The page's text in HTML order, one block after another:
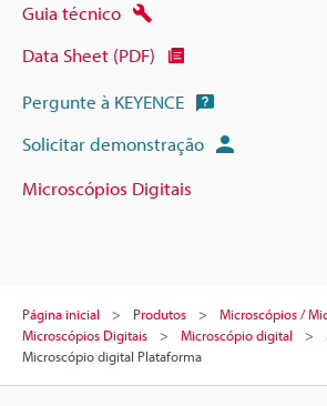
Guia técnico
Data Sheet (PDF)
Pergunte à KEYENCE
Solicitar demonstração
Microscópios Digitais
Página inicial Produtos
Microscópios /
Microscópios Digitais
Microscópio digital
Microscópio digital Plataforma